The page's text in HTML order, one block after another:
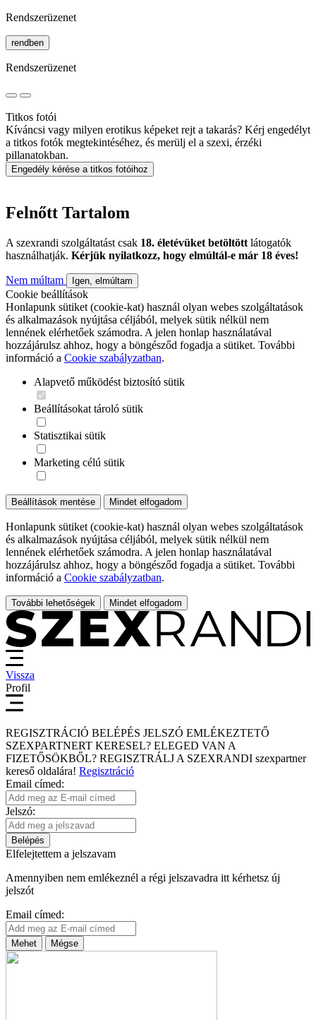
Rendszerüzenet
rendben
Rendszerüzenet
Titkos fotói
Kíváncsi vagy milyen erotikus képeket rejt a takarás? Kérj engedélyt
a titkos fotók megtekintéséhez, és merülj el a szexi, érzéki
pillanatokban.
Engedély kérése a titkos fotóihoz
Felnőtt Tartalom
A szexrandi szolgáltatást csak 18. életévüket betöltött látogatók
használhatják. Kérjük nyilatkozz, hogy elmúltál-e már 18 éves!
Nem múltam Igen, elmúltam
Cookie beállítások
Honlapunk sütiket (cookie-kat) használ olyan webes szolgáltatások
és alkalmazások nyújtása céljából, melyek sütik nélkül nem
lennének elérhetőek számodra. A jelen honlap használatával
hozzájárulsz ahhoz, hogy a böngésződ fogadja a sütiket. További
információ a Cookie szabályzatban.
Alapvető működést biztosító sütik
Beállításokat tároló sütik
Statisztikai sütik
Marketing célú sütik
Beállítások mentése Mindet elfogadom
Honlapunk sütiket (cookie-kat) használ olyan webes szolgáltatások
és alkalmazások nyújtása céljából, melyek sütik nélkül nem
lennének elérhetőek számodra. A jelen honlap használatával
hozzájárulsz ahhoz, hogy a böngésződ fogadja a sütiket. További
információ a Cookie szabályzatban.
További lehetőségek Mindet elfogadom
Vissza
Profil
REGISZTRÁCIÓ BELÉPÉS JELSZÓ EMLÉKEZTETŐ
SZEXPARTNERT KERESEL? ELEGED VAN A
FIZETŐSÖKBŐL? REGISZTRÁLJ A SZEXRANDI szexpartner
kereső oldalára! Regisztráció
Email címed:
Jelszó:
Belépés
Elfelejtettem a jelszavam
Amennyiben nem emlékeznél a régi jelszavadra itt kérhetsz új
jelszót
Email címed:
Mehet Mégse